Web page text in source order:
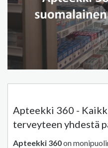
Apteekki 360 -
terveyteen yhdestä
Apteekki 360on